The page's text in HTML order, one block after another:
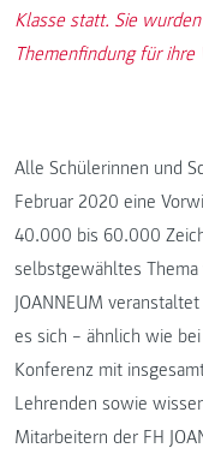
Klasse statt. Sie
Themenfindung für
Alle Schülerinnen und
Februar 2020 eine
40.000 bis 60.000
selbstgewähltes
JOANNEUM
es sich – ähnlich wie
Konferenz mit
Lehrenden sowie
Mitarbeitern der FH